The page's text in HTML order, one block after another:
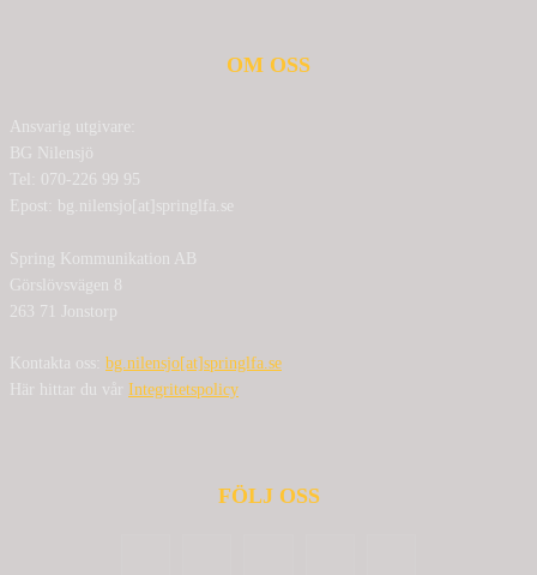
OM OSS
Ansvarig utgivare:
BG Nilensjö
Tel: 070-226 99 95
Epost: bg.nilensjo[at]springlfa.se
Spring Kommunikation AB
Görslövsvägen 8
263 71 Jonstorp
Kontakta oss: bg.nilensjo[at]springlfa.se
Här hittar du vår Integritetspolicy
FÖLJ OSS